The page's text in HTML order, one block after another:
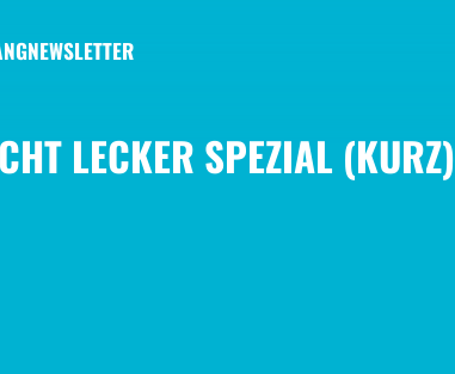
NEWSLETTER
LECKER SPEZIAL (KURZ)